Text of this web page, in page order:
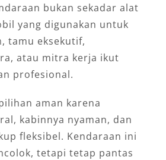
bukan sekadar alat
yang digunakan untuk
tamu eksekutif,
atau mitra kerja ikut
profesional.
aman karena
kabinnya nyaman, dan
fleksibel. Kendaraan ini
tetapi tetap pantas